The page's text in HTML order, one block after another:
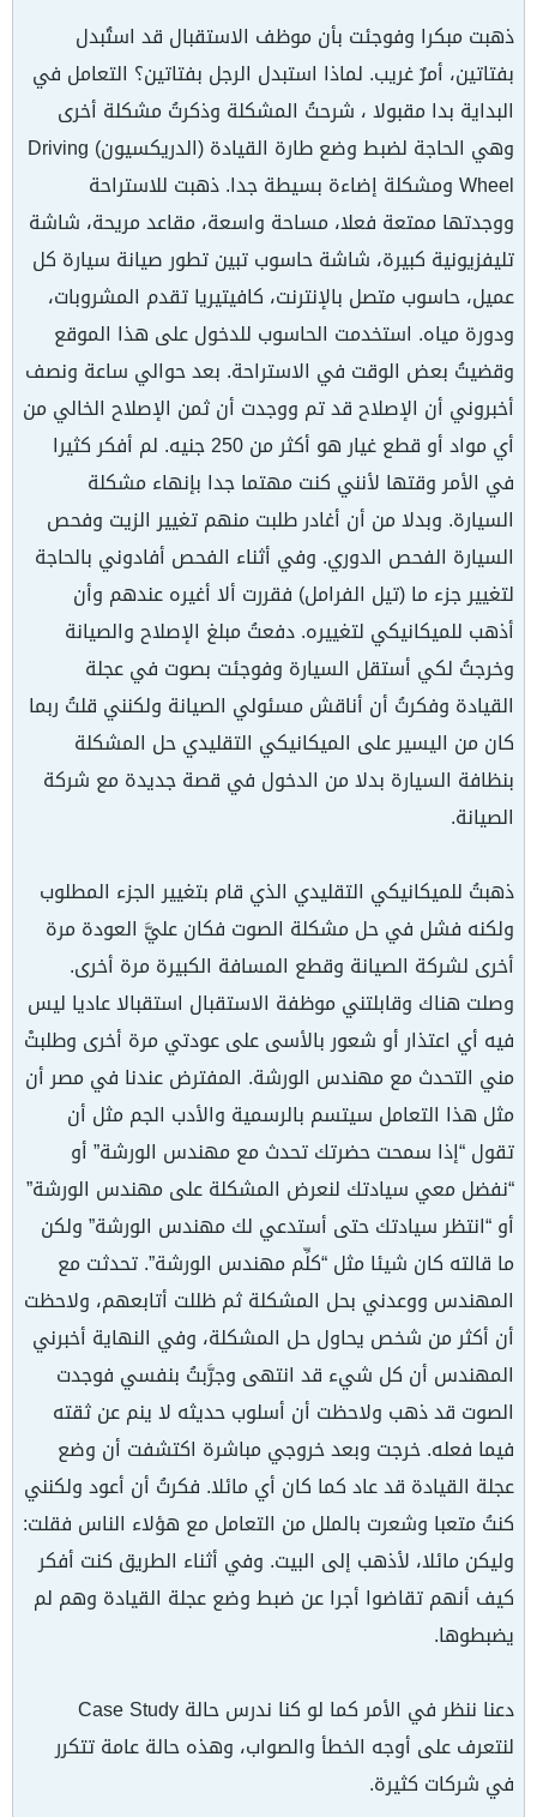
ذهبت مبكرا وفوجئت بأن موظف الاستقبال قد استُبدل
بفتاتين، أمرٌ غريب. لماذا استبدل الرجل بفتاتين؟ التعامل في
البداية بدا مقبولا ، شرحتُ المشكلة وذكرتُ مشكلة أخرى
وهي الحاجة لضبط وضع طارة القيادة (الدريكسيون) Driving
Wheel ومشكلة إضاءة بسيطة جدا. ذهبت للاستراحة
ووجدتها ممتعة فعلا، مساحة واسعة، مقاعد مريحة، شاشة
تليفزيونية كبيرة، شاشة حاسوب تبين تطور صيانة سيارة كل
عميل، حاسوب متصل بالإنترنت، كافيتيريا تقدم المشروبات،
ودورة مياه. استخدمت الحاسوب للدخول على هذا الموقع
وقضيتُ بعض الوقت في الاستراحة. بعد حوالي ساعة ونصف
أخبروني أن الإصلاح قد تم ووجدت أن ثمن الإصلاح الخالي من
أي مواد أو قطع غيار هو أكثر من 250 جنيه. لم أفكر كثيرا
في الأمر وقتها لأنني كنت مهتما جدا بإنهاء مشكلة
السيارة. وبدلا من أن أغادر طلبت منهم تغيير الزيت وفحص
السيارة الفحص الدوري. وفي أثناء الفحص أفادوني بالحاجة
لتغيير جزء ما (تيل الفرامل) فقررت ألا أغيره عندهم وأن
أذهب للميكانيكي لتغييره. دفعتُ مبلغ الإصلاح والصيانة
وخرجتُ لكي أستقل السيارة وفوجئت بصوت في عجلة
القيادة وفكرتُ أن أناقش مسئولي الصيانة ولكنني قلتُ ربما
كان من اليسير على الميكانيكي التقليدي حل المشكلة
بنظافة السيارة بدلا من الدخول في قصة جديدة مع شركة
الصيانة.
ذهبتُ للميكانيكي التقليدي الذي قام بتغيير الجزء المطلوب
ولكنه فشل في حل مشكلة الصوت فكان عليَّ العودة مرة
أخرى لشركة الصيانة وقطع المسافة الكبيرة مرة أخرى.
وصلت هناك وقابلتني موظفة الاستقبال استقبالا عاديا ليس
فيه أي اعتذار أو شعور بالأسى على عودتي مرة أخرى وطلبتْ
مني التحدث مع مهندس الورشة. المفترض عندنا في مصر أن
مثل هذا التعامل سيتسم بالرسمية والأدب الجم مثل أن
تقول “إذا سمحت حضرتك تحدث مع مهندس الورشة” أو
“نفضل معي سيادتك لنعرض المشكلة على مهندس الورشة”
أو “انتظر سيادتك حتى أستدعي لك مهندس الورشة” ولكن
ما قالته كان شيئا مثل “كلِّم مهندس الورشة”. تحدثت مع
المهندس ووعدني بحل المشكلة ثم ظللت أتابعهم، ولاحظت
أن أكثر من شخص يحاول حل المشكلة، وفي النهاية أخبرني
المهندس أن كل شيء قد انتهى وجرَّبتُ بنفسي فوجدت
الصوت قد ذهب ولاحظت أن أسلوب حديثه لا ينم عن ثقته
فيما فعله. خرجت وبعد خروجي مباشرة اكتشفت أن وضع
عجلة القيادة قد عاد كما كان أي مائلا. فكرتُ أن أعود ولكنني
كنتُ متعبا وشعرت بالملل من التعامل مع هؤلاء الناس فقلت:
وليكن مائلا، لأذهب إلى البيت. وفي أثناء الطريق كنت أفكر
كيف أنهم تقاضوا أجرا عن ضبط وضع عجلة القيادة وهم لم
يضبطوها.
دعنا ننظر في الأمر كما لو كنا ندرس حالة Case Study
لنتعرف على أوجه الخطأ والصواب، وهذه حالة عامة تتكرر
في شركات كثيرة.